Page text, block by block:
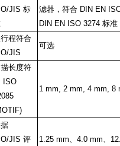
JIS 标
滤器，符合 DIN EN
DIN EN ISO 3274 标
程符合
JIS
可选
长度符
ISO
1 mm, 2 mm, 4 mm, 8
JIS 评
1.25 mm、4.0 mm、